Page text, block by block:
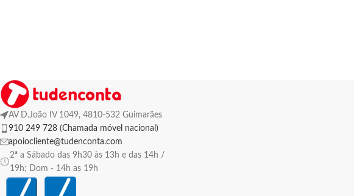
AV D.João IV 1049, 4810-532 Guimarães
910 249 728 (Chamada móvel nacional)
apoiocliente@tudenconta.com
2ª a Sábado das 9h30 às 13h e das 14h /
19h; Dom - 14h as 19h